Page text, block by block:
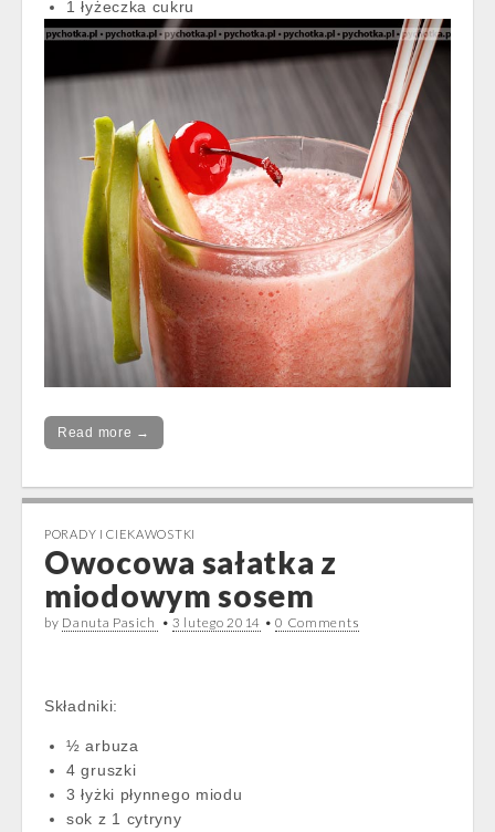
1 łyżeczka cukru
Read more →
PORADY I CIEKAWOSTKI
Owocowa sałatka z
miodowym sosem
by Danuta Pasich •3 lutego 2014 •0 Comments
Składniki:
½ arbuza
4 gruszki
3 łyżki płynnego miodu
sok z 1 cytryny